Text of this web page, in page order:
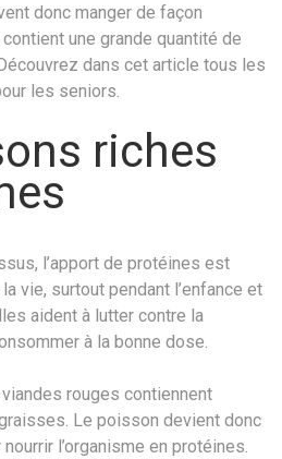
donc manger de façon
une grande quantité de
dans cet article tous les
les seniors.
riches
l’apport de protéines est
vie, surtout pendant l’enfance et
aident à lutter contre la
à la bonne dose.
rouges contiennent
Le poisson devient donc
l’organisme en protéines.